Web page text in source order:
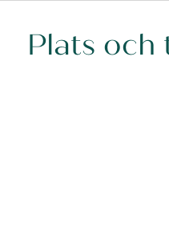
Plats